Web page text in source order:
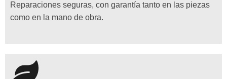
Reparaciones seguras, con garantía tanto en las piezas
como en la mano de obra.